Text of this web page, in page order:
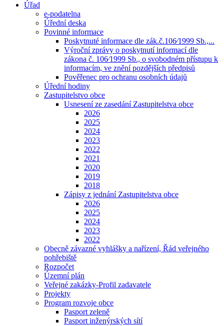
Úřad
e-podatelna
Úřední deska
Povinné informace
Poskytnuté informace dle zák.č.106⁄1999 Sb.,...
Výroční zprávy o poskytnutí informací dle
zákona č. 106⁄1999 Sb., o svobodném přístupu k
informacím, ve znění pozdějších předpisů
Pověřenec pro ochranu osobních údajů
Úřední hodiny
Zastupitelstvo obce
Usnesení ze zasedání Zastupitelstva obce
2026
2025
2024
2023
2022
2021
2020
2019
2018
Zápisy z jednání Zastupitelstva obce
2026
2025
2024
2023
2022
Obecně závazné vyhlášky a nařízení, Řád veřejného
pohřebiště
Rozpočet
Územní plán
Veřejné zakázky-Profil zadavatele
Projekty
Program rozvoje obce
Pasport zeleně
Pasport inženýrských sítí